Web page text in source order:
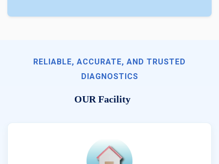
RELIABLE, ACCURATE, AND TRUSTED
DIAGNOSTICS
OUR Facility